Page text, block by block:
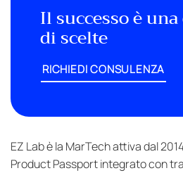
Il successo è
di scelte
RICHIEDI CONSULENZA
EZ Lab è la MarTech attiva dal
Product Passport integrato con